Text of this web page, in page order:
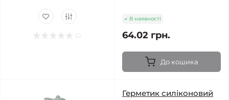
В наявності
64.02 грн.
До кошика
Герметик силіконовий